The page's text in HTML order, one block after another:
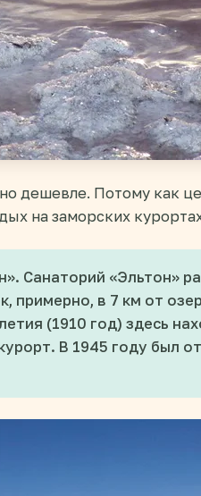
дешевле. Потому как
на заморских
Санаторий «Эльтон»
примерно, в 7 км от
(1910 год) здесь
В 1945 году был